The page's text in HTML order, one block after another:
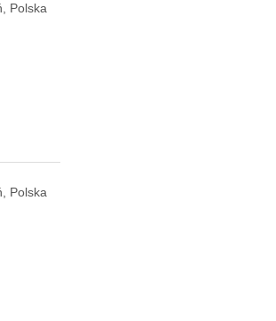
Polska
Polska